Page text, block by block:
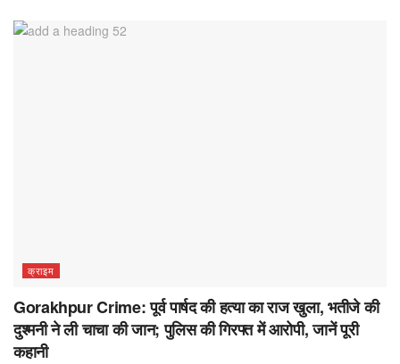
क्राइम
Gorakhpur Crime: पूर्व पार्षद की हत्या का राज खुला, भतीजे की
दुश्मनी ने ली चाचा की जान; पुलिस की गिरफ्त में आरोपी, जानें पूरी
कहानी